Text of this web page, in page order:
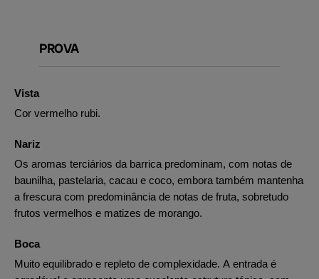
PROVA
Vista
Cor vermelho rubi.
Nariz
Os aromas terciários da barrica predominam, com notas de
baunilha, pastelaria, cacau e coco, embora também mantenha
a frescura com predominância de notas de fruta, sobretudo
frutos vermelhos e matizes de morango.
Boca
Muito equilibrado e repleto de complexidade. A entrada é